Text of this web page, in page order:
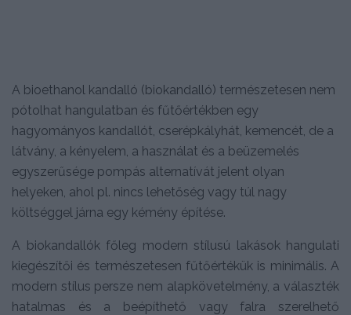
A bioethanol kandalló (biokandalló) természetesen nem
pótolhat hangulatban és fűtőértékben egy
hagyományos kandallót, cserépkályhát, kemencét, de a
látvány, a kényelem, a használat és a beüzemelés
egyszerűsége pompás alternatívát jelent olyan
helyeken, ahol pl. nincs lehetőség vagy túl nagy
költséggel járna egy kémény építése.
A biokandallók főleg modern stílusú lakások hangulati
kiegészítői és természetesen fűtőértékük is minimális. A
modern stílus persze nem alapkövetelmény, a választék
hatalmas és a beépíthető vagy falra szerelhető